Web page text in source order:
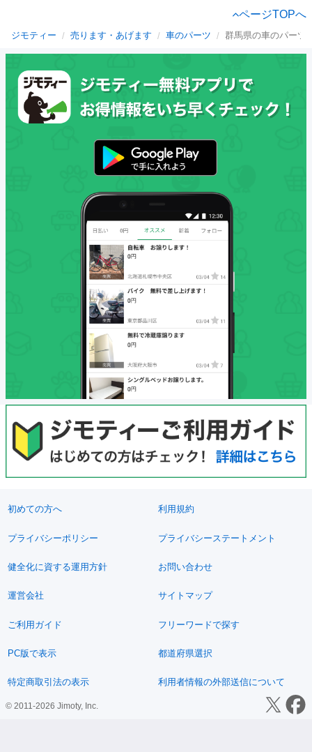
ページTOPへ
ジモティー 売ります・あげます 車のパーツ 群馬県の車のパーツ
初めての方へ 利用規約
プライバシーポリシー プライバシーステートメント
健全化に資する運用方針 お問い合わせ
運営会社 サイトマップ
ご利用ガイド フリーワードで探す
PC版で表示 都道府県選択
特定商取引法の表示 利用者情報の外部送信について
© 2011-2026 Jimoty, Inc.